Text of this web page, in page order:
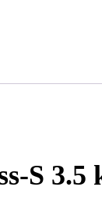
S